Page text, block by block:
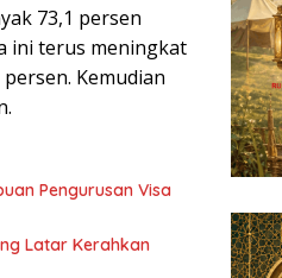
73,1 persen
ini terus meningkat
Kemudian
Pengurusan Visa
Latar Kerahkan